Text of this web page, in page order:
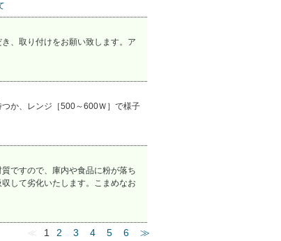
、取り付けをお願い致します。ア
か、レンジ［500～600Ｗ］で様子
ですので、庫内や食品に粉が落ち
して劣化いたします。こまめなお
≪ 1 2 3 4 5 6 ≫